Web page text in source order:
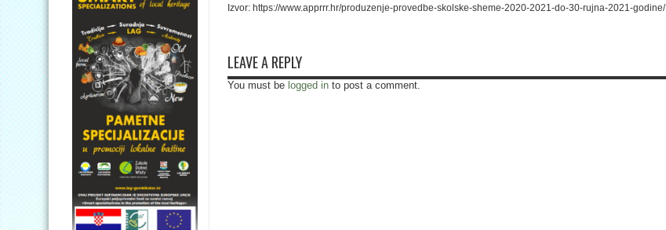
Izvor: https://www.apprrr.hr/produzenje-provedbe-skolske-sheme-2020-2021-do-30-rujna-2021-godine/
LEAVE A REPLY
You must be logged in to post a comment.